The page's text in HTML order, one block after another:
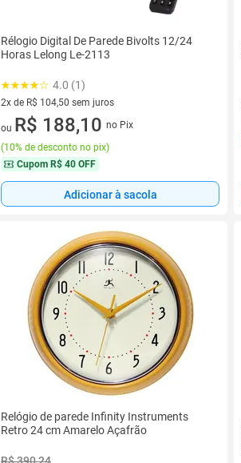
Rélogio Digital De Parede Bivolts 12/24
Horas Lelong Le-2113
4.0 (1)
2x de R$ 104,50 sem juros
2 vez de R$ 104,50 sem juros
ou R$ 188,10 no Pix
(10% de desconto no pix)
Cupom R$ 40 OFF
Adicionar à sacola
Relógio de parede Infinity Instruments
Retro 24 cm Amarelo Açafrão